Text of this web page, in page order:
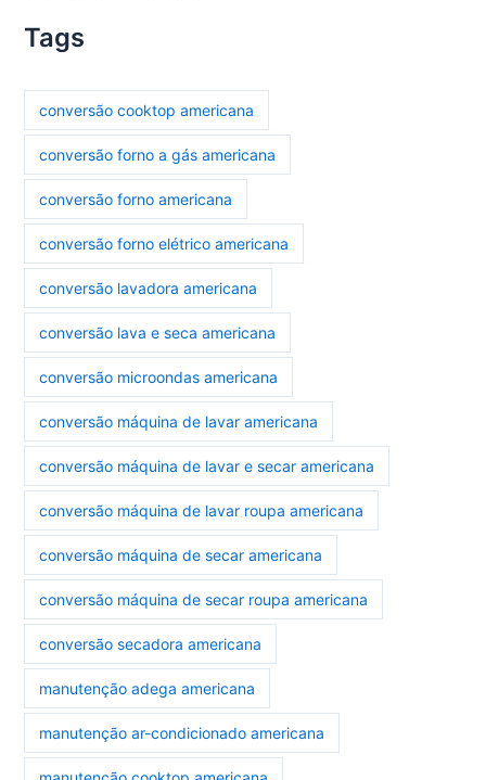
Tags
conversão cooktop americana
conversão forno a gás americana
conversão forno americana
conversão forno elétrico americana
conversão lavadora americana
conversão lava e seca americana
conversão microondas americana
conversão máquina de lavar americana
conversão máquina de lavar e secar americana
conversão máquina de lavar roupa americana
conversão máquina de secar americana
conversão máquina de secar roupa americana
conversão secadora americana
manutenção adega americana
manutenção ar-condicionado americana